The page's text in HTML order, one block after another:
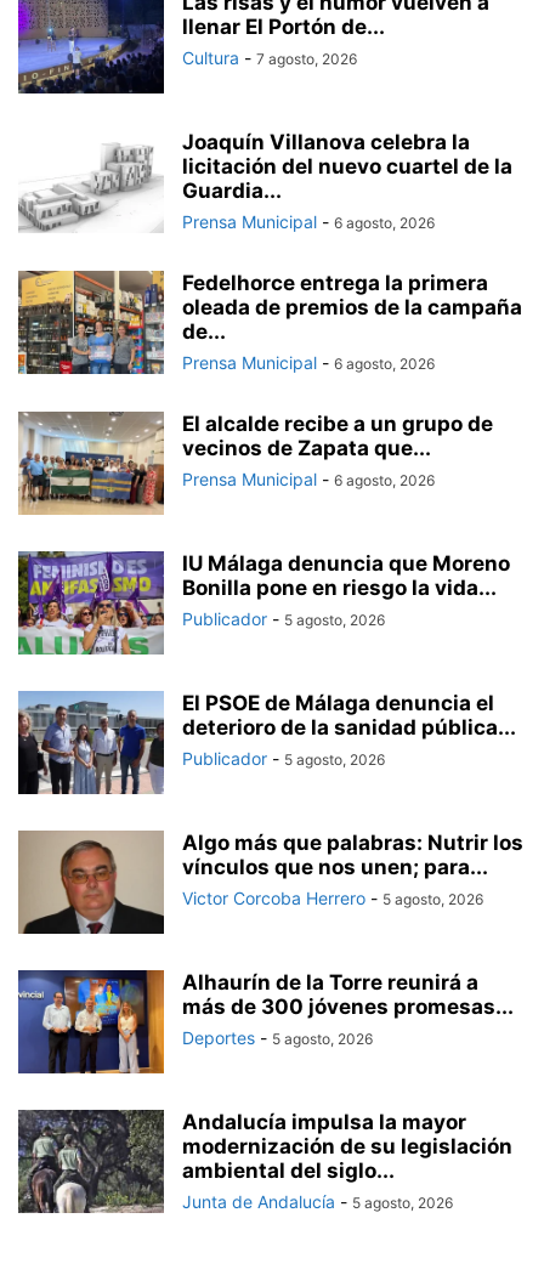
llenar El Portón de...
Cultura - 7 agosto, 2026
Joaquín Villanova celebra la
licitación del nuevo cuartel de la
Guardia...
Prensa Municipal - 6 agosto, 2026
Fedelhorce entrega la primera
oleada de premios de la campaña
de...
Prensa Municipal - 6 agosto, 2026
El alcalde recibe a un grupo de
vecinos de Zapata que...
Prensa Municipal - 6 agosto, 2026
IU Málaga denuncia que Moreno
Bonilla pone en riesgo la vida...
Publicador - 5 agosto, 2026
El PSOE de Málaga denuncia el
deterioro de la sanidad pública...
Publicador - 5 agosto, 2026
Algo más que palabras: Nutrir los
vínculos que nos unen; para...
Victor Corcoba Herrero - 5 agosto, 2026
Alhaurín de la Torre reunirá a
más de 300 jóvenes promesas...
Deportes - 5 agosto, 2026
Andalucía impulsa la mayor
modernización de su legislación
ambiental del siglo...
Junta de Andalucía - 5 agosto, 2026